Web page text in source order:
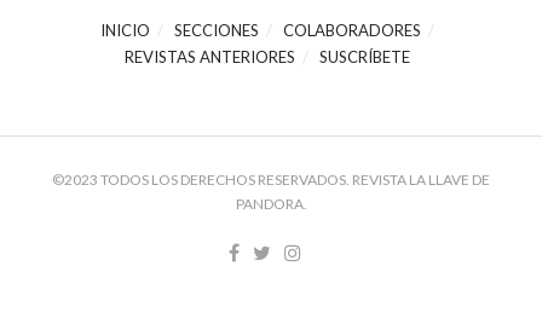
INICIO SECCIONES
COLABORADORES
REVISTAS ANTERIORES
SUSCRÍBETE
©2023 TODOS LOS DERECHOS RESERVADOS. REVISTA LA LLAVE DE
PANDORA.